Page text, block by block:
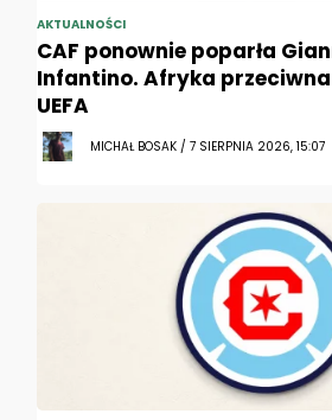
AKTUALNOŚCI
CAF ponownie poparła
Infantino. Afryka
UEFA
MICHAŁ BOSAK / 7 SIERPNIA 2026, 15:07